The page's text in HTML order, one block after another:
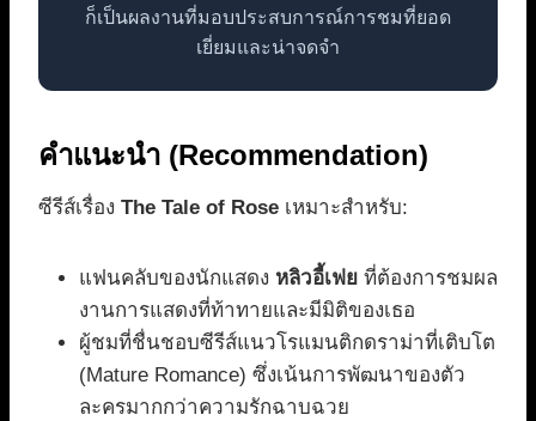
ก็เป็นผลงานที่มอบประสบการณ์การชมที่ยอด
เยี่ยมและน่าจดจำ
คำแนะนำ (Recommendation)
ซีรีส์เรื่อง The Tale of Rose เหมาะสำหรับ:
แฟนคลับของนักแสดง หลิวอี้เฟย ที่ต้องการชมผล
งานการแสดงที่ท้าทายและมีมิติของเธอ
ผู้ชมที่ชื่นชอบซีรีส์แนวโรแมนติกดราม่าที่เติบโต
(Mature Romance) ซึ่งเน้นการพัฒนาของตัว
ละครมากกว่าความรักฉาบฉวย